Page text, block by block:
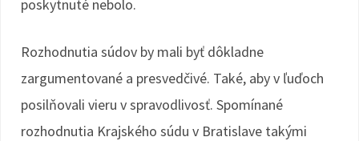
poskytnuté nebolo.
Rozhodnutia súdov by mali byť dôkladne
zargumentované a presvedčivé. Také, aby v ľuďoch
posilňovali vieru v spravodlivosť. Spomínané
rozhodnutia Krajského súdu v Bratislave takými